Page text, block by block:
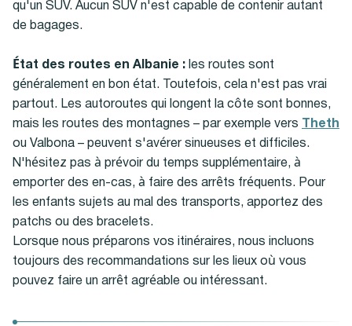
qu'un SUV. Aucun SUV n'est capable de contenir autant
de bagages.
État des routes en Albanie : les routes sont
généralement en bon état. Toutefois, cela n'est pas vrai
partout. Les autoroutes qui longent la côte sont bonnes,
mais les routes des montagnes – par exemple vers
Theth
ou Valbona – peuvent s'avérer sinueuses et difficiles.
N'hésitez pas à prévoir du temps supplémentaire, à
emporter des en-cas, à faire des arrêts fréquents. Pour
les enfants sujets au mal des transports, apportez des
patchs ou des bracelets.
Lorsque nous préparons vos itinéraires, nous incluons
toujours des recommandations sur les lieux où vous
pouvez faire un arrêt agréable ou intéressant.